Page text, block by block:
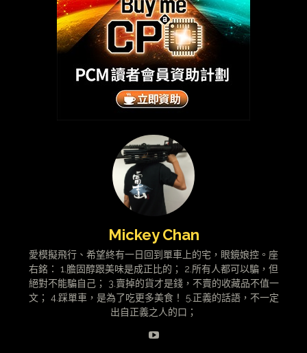
Mickey Chan
愛模擬飛行、希望終有一日回到單車上的宅，眼鏡娘控。座
右銘： 1.膽固醇跟美味是成正比的； 2.所有人都可以騙，但
絕對不能騙自己； 3.賣掉的貨才是錢，不賣的收藏品不值一
文； 4.踩單車，是為了吃更多美食！ 5.正義的話語，不一定
出自正義之人的口；